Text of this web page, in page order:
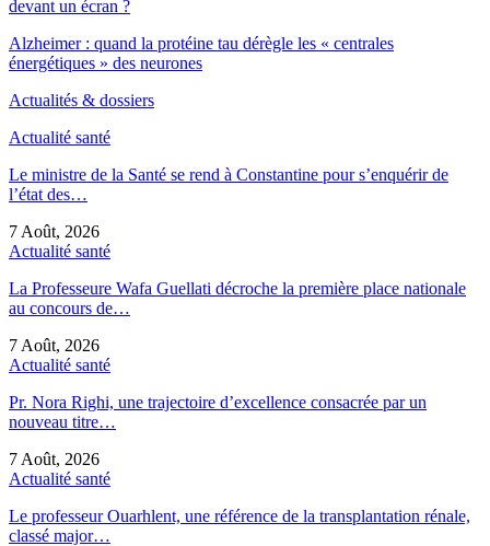
devant un écran ?
Alzheimer : quand la protéine tau dérègle les « centrales
énergétiques » des neurones
Actualités & dossiers
Actualité santé
Le ministre de la Santé se rend à Constantine pour s’enquérir de
l’état des…
7 Août, 2026
Actualité santé
La Professeure Wafa Guellati décroche la première place nationale
au concours de…
7 Août, 2026
Actualité santé
Pr. Nora Righi, une trajectoire d’excellence consacrée par un
nouveau titre…
7 Août, 2026
Actualité santé
Le professeur Ouarhlent, une référence de la transplantation rénale,
classé major…